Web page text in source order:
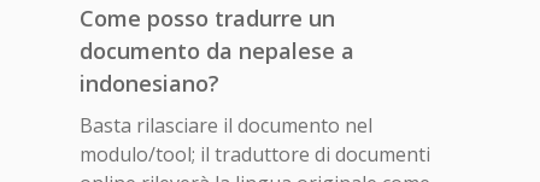
Come posso tradurre un
documento da nepalese a
indonesiano?
Basta rilasciare il documento nel
modulo/tool; il traduttore di documenti